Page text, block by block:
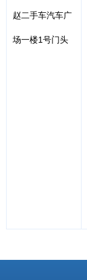
赵二手车汽车广
场一楼1号门头